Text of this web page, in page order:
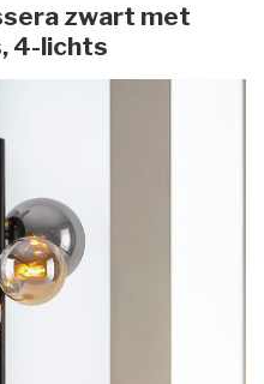
zwart met
4-lichts